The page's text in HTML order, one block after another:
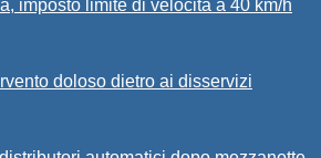
imposto limite di velocità a 40 km/h
doloso dietro ai disservizi